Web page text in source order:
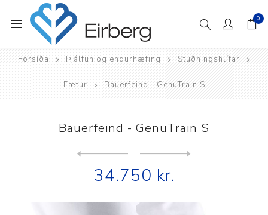
0
Forsíða Þjálfun og endurhæfing Stuðningshlífar
Fætur Bauerfeind - GenuTrain S
Bauerfeind - GenuTrain S
34.750 kr.